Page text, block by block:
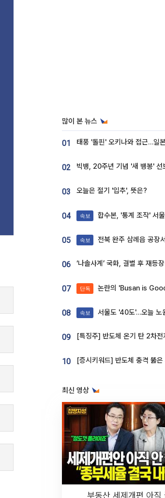
많이 본 뉴스
01
02
03 오늘은 절기 '입추', 뜻은?
04 속보 합수본, '통계 조작' 서울·경기·충북 선관
05 속보 전북 완주 삼례읍 공장
06
07 단독 논란의 'Busan is Good'…8억 도시브랜드, 용산 대
08 속보 서울도 '40도'…오늘 노원
09
10
최신 영상
부동산 세제개편 아직